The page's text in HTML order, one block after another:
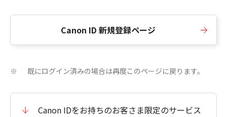
Canon ID 新規登録ページ
※ 既にログイン済みの場合は再度このページに戻ります。
Canon IDをお持ちのお客さま限定のサービス